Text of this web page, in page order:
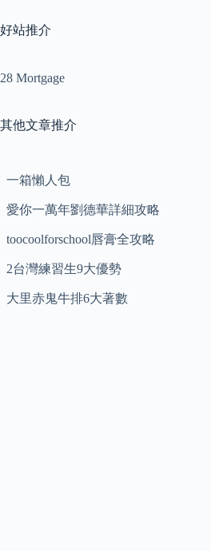
好站推介
28 Mortgage
其他文章推介
一箱懶人包
愛你一萬年劉德華詳細攻略
toocoolforschool唇膏全攻略
2台灣練習生9大優勢
大里赤鬼牛排6大著數